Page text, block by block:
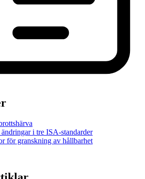
i tre ISA-standarder
för granskning av hållbarhet